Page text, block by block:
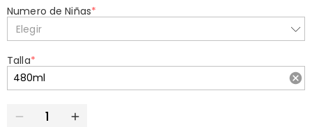
Numero de Niñas*
Elegir
Talla*